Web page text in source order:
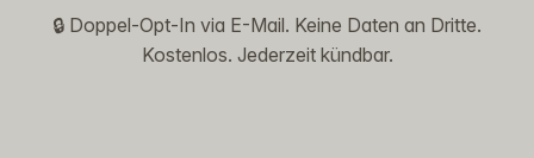
🔒 Doppel-Opt-In via E-Mail. Keine Daten an Dritte.
Kostenlos. Jederzeit kündbar.